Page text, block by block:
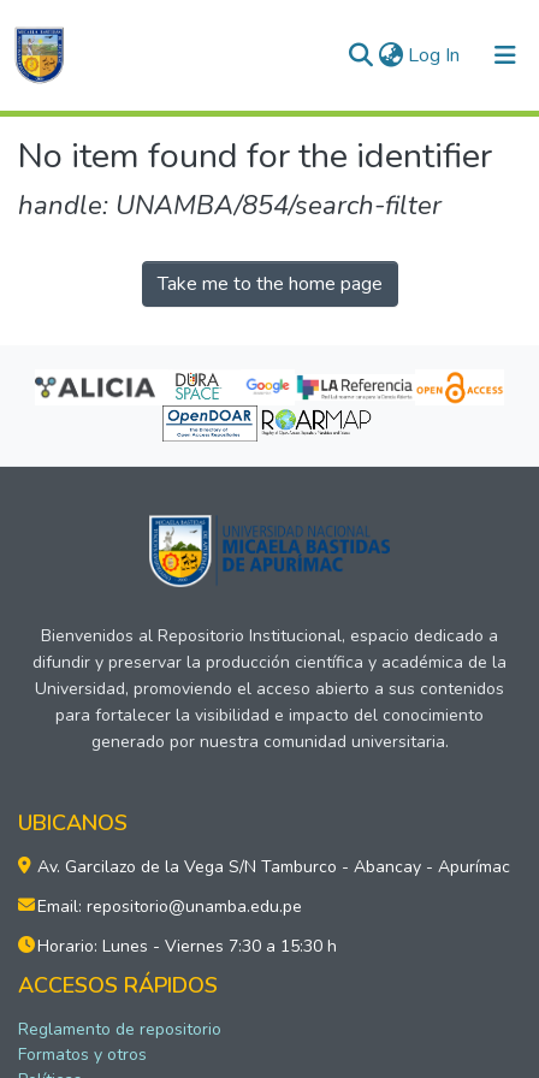
Log In (current)
Communities & Collections
No item found for the identifier
handle: UNAMBA/854/search-filter
Take me to the home page
Bienvenidos al Repositorio Institucional, espacio dedicado a
difundir y preservar la producción científica y académica de la
Universidad, promoviendo el acceso abierto a sus contenidos
para fortalecer la visibilidad e impacto del conocimiento
generado por nuestra comunidad universitaria.
UBICANOS
Av. Garcilazo de la Vega S/N Tamburco - Abancay - Apurímac
Email: repositorio@unamba.edu.pe
Horario: Lunes - Viernes 7:30 a 15:30 h
ACCESOS RÁPIDOS
Reglamento de repositorio
Formatos y otros